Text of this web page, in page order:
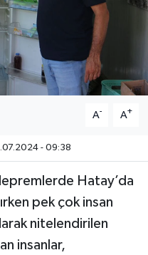
A- A+
- 09:38
Hatay’da
pek çok insan
nitelendirilen
insanlar,